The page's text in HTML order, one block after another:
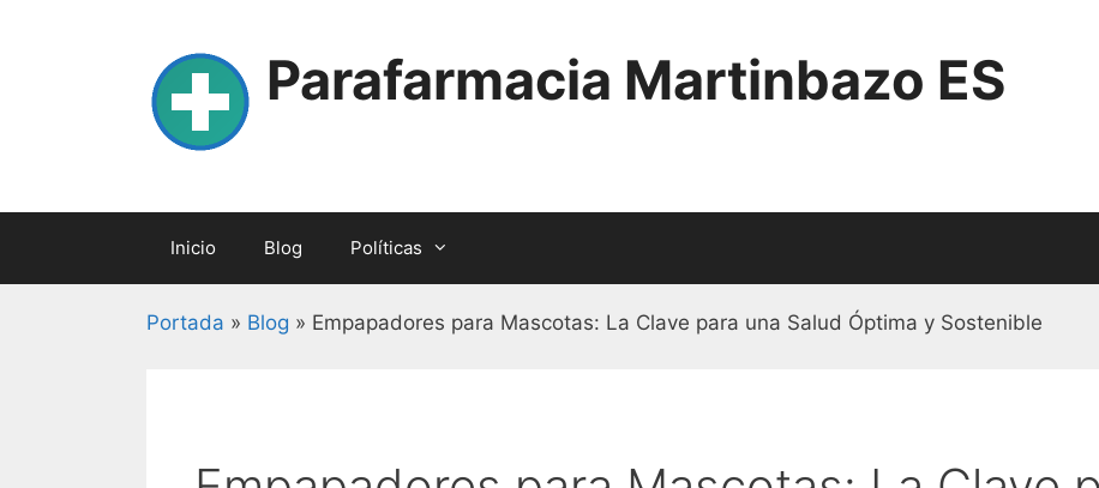
Parafarmacia Martinbazo ES
Inicio Blog Políticas
Portada » Blog » Empapadores para Mascotas: La Clave para una Salud Óptima y Sostenible